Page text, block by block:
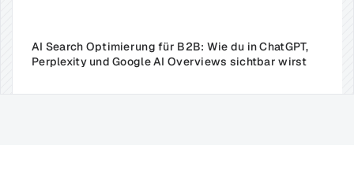
AI Search Optimierung für B2B: Wie du in ChatGPT,
Perplexity und Google AI Overviews sichtbar wirst